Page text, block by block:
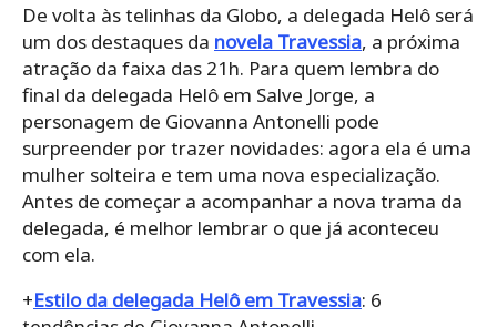
De volta às telinhas da Globo, a delegada Helô será
um dos destaques da novela Travessia, a próxima
atração da faixa das 21h. Para quem lembra do
final da delegada Helô em Salve Jorge, a
personagem de Giovanna Antonelli pode
surpreender por trazer novidades: agora ela é uma
mulher solteira e tem uma nova especialização.
Antes de começar a acompanhar a nova trama da
delegada, é melhor lembrar o que já aconteceu
com ela.
+Estilo da delegada Helô em Travessia: 6